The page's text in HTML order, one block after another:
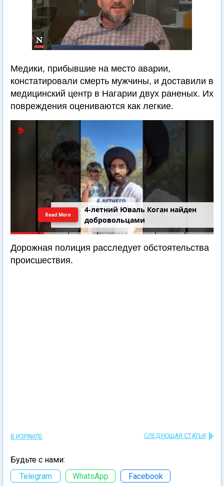
Медики, прибывшие на место аварии,
констатировали смерть мужчины, и доставили в
медицинский центр в Нагарии двух раненых. Их
повреждения оцениваются как легкие.
4-летний Юваль Коган найден
добровольцами
Read More
Дорожная полиция расследует обстоятельства
происшествия.
В ИЗРАИЛЕ СЛЕДУЮЩАЯ СТАТЬЯ
Будьте с нами:
Telegram
WhatsApp Facebook